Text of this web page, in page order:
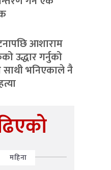
आशाराम
उद्धार गर्नुको
साथी भनिएकाले नै
महिना